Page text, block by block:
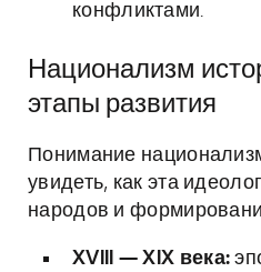
конфликтами.
Национализм
этапы развития
Понимание
увидеть, как эта
народов и
XVIII — XIX века: